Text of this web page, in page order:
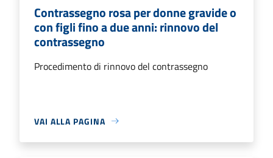
Contrassegno rosa per donne gravide o
con figli fino a due anni: rinnovo del
contrassegno
Procedimento di rinnovo del contrassegno
VAI ALLA PAGINA